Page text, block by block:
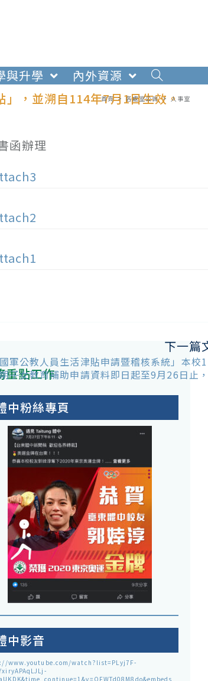
與升學
內外資源
」，並溯自114年7月1日生效。
首頁 > 各處室公告 > 人事室
函辦理
下一篇
國軍公教人員生活津貼申請暨稽核系統」本校
子女教育補助申請資料即日起至9月26日止
重點工作
中粉絲專頁
中影音
www.youtube.com/watch?list=PLyj7F-